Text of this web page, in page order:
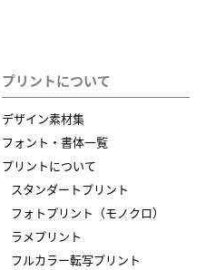
プリントについて
デザイン素材集
フォント・書体一覧
プリントについて
スタンダートプリント
フォトプリント（モノクロ）
ラメプリント
フルカラー転写プリント